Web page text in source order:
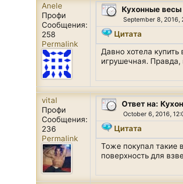
Anele
Профи
Сообщения:
258
Permalink
Кухонные весы
September 8, 2016,
Цитата
Давно хотела купить
игрушечная.
vital
Профи
Сообщения:
236
Permalink
Ответ на:
October 6, 2016,
Цитата
Тоже покупал такие
поверхность для